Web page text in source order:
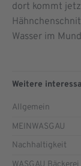
dort kommt
Wasser im
Weitere
Allgemein
MEINWASGAU
Nachhaltigkeit